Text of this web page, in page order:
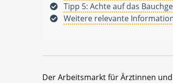
Tipp 5: Achte auf das
Weitere relevante
Der Arbeitsmarkt für Ärztinnen